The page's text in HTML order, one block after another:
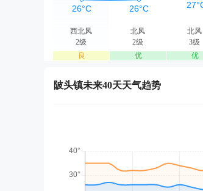
西北风
2级
良
北风
2级
优
北风
3级
优
陂头镇未来40天天气趋势